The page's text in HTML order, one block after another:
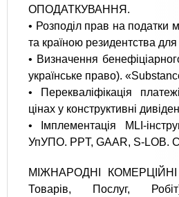
ОПОДАТКУВАННЯ.
• Розподіл прав на податки
та країною резидентства
• Визначення
українське право).
• Перекваліфікація
цінах у конструктивні
• Імплементація MLI-
УпУПО. PPT, GAAR, S-LOB.
МІЖНАРОДНІ
Товарів, Послуг,